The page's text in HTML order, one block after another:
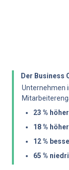
Der Business
Unternehmen
23 %
18 %
12 %
65 %